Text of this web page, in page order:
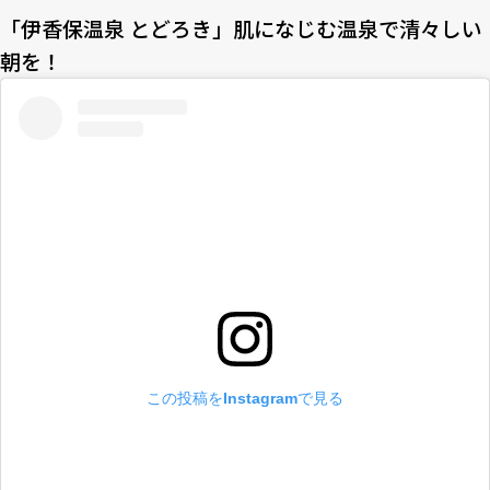
「伊香保温泉 とどろき」肌になじむ温泉で清々しい
朝を！
この投稿をInstagramで見る